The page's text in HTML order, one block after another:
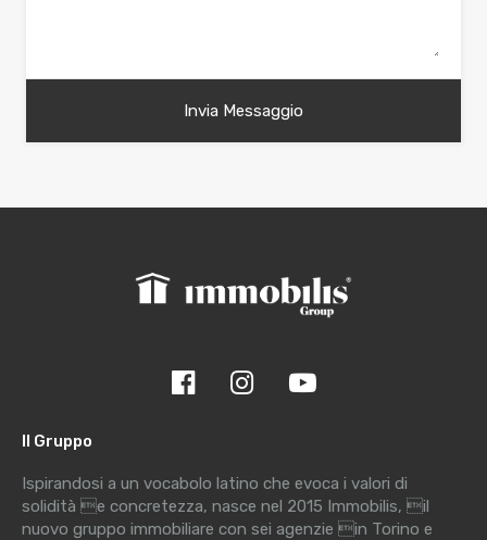
Il Gruppo
Ispirandosi a un vocabolo latino che evoca i valori di
solidità e concretezza, nasce nel 2015 Immobilis, il
nuovo gruppo immobiliare con sei agenzie in Torino e